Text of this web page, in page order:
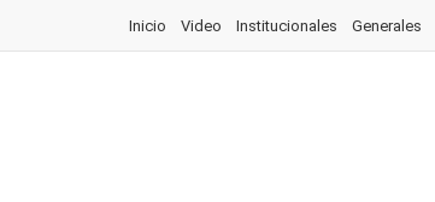
Inicio Video Institucionales Generales